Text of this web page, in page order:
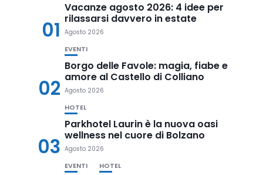
01
Vacanze agosto 2026: 4 idee per
rilassarsi davvero in estate
Agosto 2026
02
EVENTI
Borgo delle Favole: magia, fiabe e
amore al Castello di Colliano
Agosto 2026
03
HOTEL
Parkhotel Laurin è la nuova oasi
wellness nel cuore di Bolzano
Agosto 2026
EVENTI HOTEL